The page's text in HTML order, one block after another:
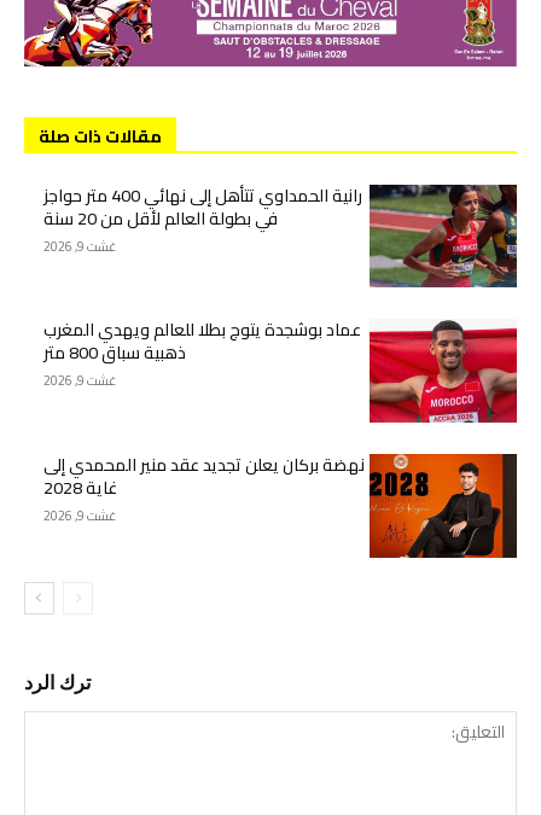
مقالات ذات صلة
رانية الحمداوي تتأهل إلى نهائي 400 متر حواجز
في بطولة العالم لأقل من 20 سنة
غشت 9, 2026
عماد بوشجدة يتوج بطلا للعالم ويهدي المغرب
ذهبية سباق 800 متر
غشت 9, 2026
نهضة بركان يعلن تجديد عقد منير المحمدي إلى
غاية 2028
غشت 9, 2026
ترك الرد